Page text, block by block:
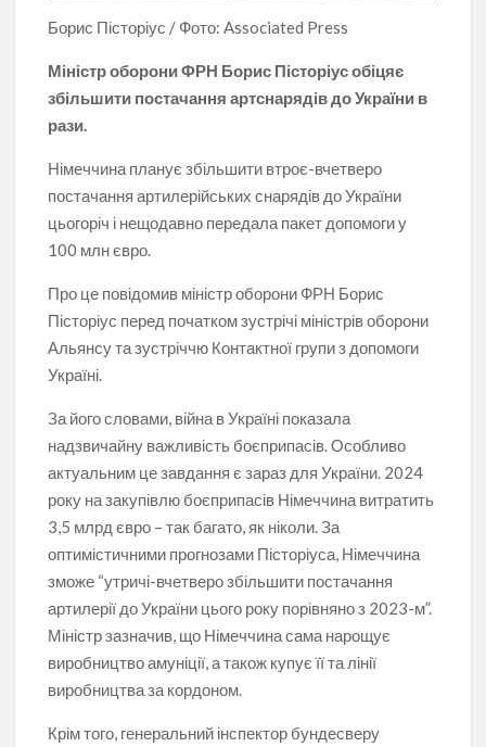
Борис Пісторіус / Фото: Associated Press
Міністр оборони ФРН Борис Пісторіус обіцяє
збільшити постачання артснарядів до України в
рази.
Німеччина планує збільшити втроє-вчетверо
постачання артилерійських снарядів до України
цьогоріч і нещодавно передала пакет допомоги у
100 млн євро.
Про це повідомив міністр оборони ФРН Борис
Пісторіус перед початком зустрічі міністрів оборони
Альянсу та зустріччю Контактної групи з допомоги
Україні.
За його словами, війна в Україні показала
надзвичайну важливість боєприпасів. Особливо
актуальним це завдання є зараз для України. 2024
року на закупівлю боєприпасів Німеччина витратить
3,5 млрд євро – так багато, як ніколи. За
оптимістичними прогнозами Пісторіуса, Німеччина
зможе “утричі-вчетверо збільшити постачання
артилерії до України цього року порівняно з 2023-м”.
Міністр зазначив, що Німеччина сама нарощує
виробництво амуніції, а також купує її та лінії
виробництва за кордоном.
Крім того, генеральний інспектор бундесверу